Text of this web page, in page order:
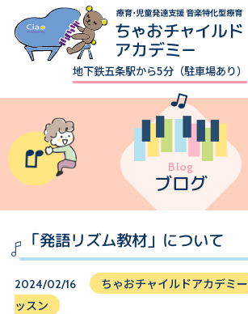
地下鉄五条駅から5分（駐車場あり）
Blog
ブログ
「発語リズム教材」について
2024/02/16 ちゃおチャイルドアカデミー
ッスン